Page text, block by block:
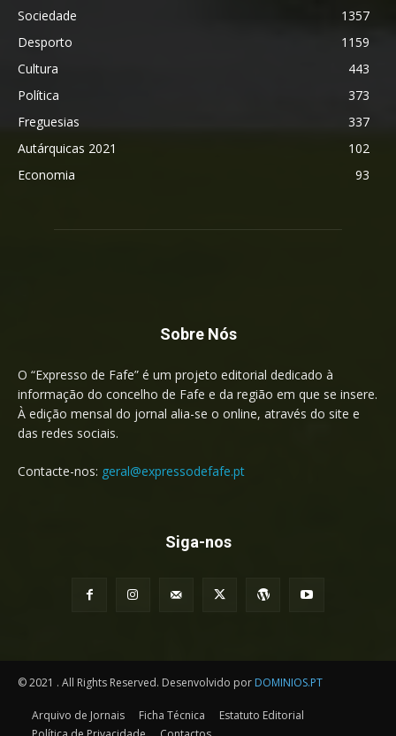
Sociedade
1357
Desporto
1159
Cultura
443
Política
373
Freguesias
337
Autárquicas 2021
102
Economia
93
Sobre Nós
O “Expresso de Fafe” é um projeto editorial dedicado à
informação do concelho de Fafe e da região em que se insere.
À edição mensal do jornal alia-se o online, através do site e
das redes sociais.
Contacte-nos: geral@expressodefafe.pt
Siga-nos
© 2021 . All Rights Reserved. Desenvolvido por DOMINIOS.PT
Arquivo de Jornais Ficha Técnica
Estatuto Editorial